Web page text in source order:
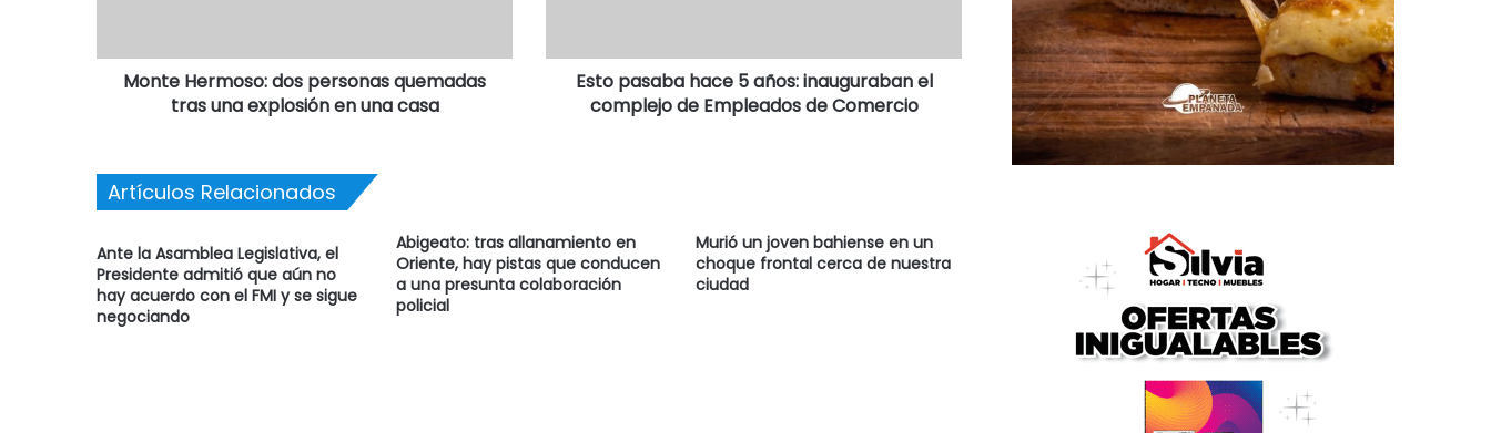
Monte Hermoso: dos personas quemadas
tras una explosión en una casa
Esto pasaba hace 5 años: inauguraban el
complejo de Empleados de Comercio
Artículos Relacionados
Ante la Asamblea Legislativa, el
Presidente admitió que aún no
hay acuerdo con el FMI y se sigue
negociando
Abigeato: tras allanamiento en
Oriente, hay pistas que conducen
a una presunta colaboración
policial
Murió un joven bahiense en un
choque frontal cerca de nuestra
ciudad